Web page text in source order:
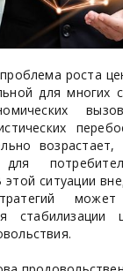
роста
для
возрастает,
ситуации
стабилизации